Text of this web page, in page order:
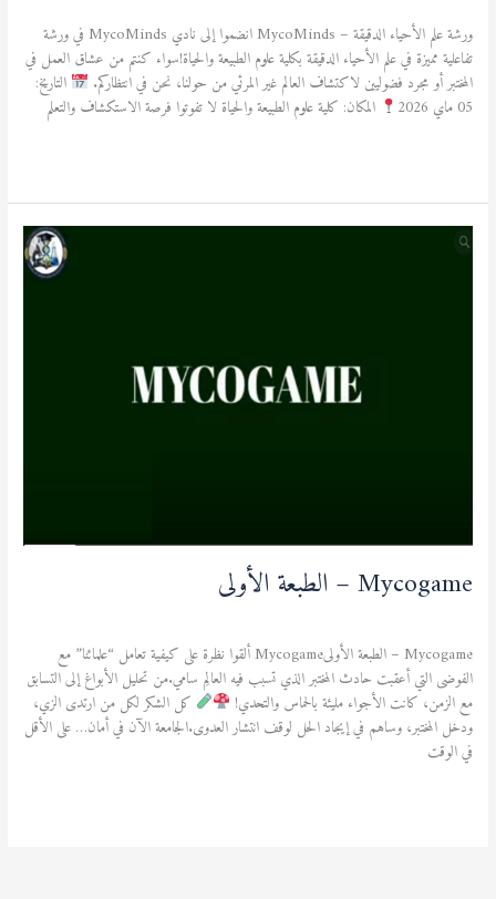
ورشة علم الأحياء الدقيقة – MycoMinds انضموا إلى نادي MycoMinds في ورشة
تفاعلية مميزة في علم الأحياء الدقيقة بكلية علوم الطبيعة والحياة!سواء كنتم من عشاق العمل في
المختبر أو مجرد فضوليين لاكتشاف العالم غير المرئي من حولنا، نحن في انتظاركم.
التاريخ:
05 ماي 2026
المكان: كلية علوم الطبيعة والحياة لا تفوتوا فرصة الاستكشاف والتعلم
Mycogame – الطبعة الأولى
Mycogame – الطبعة الأولىMycogame ألقوا نظرة على كيفية تعامل “علمائنا” مع
الفوضى التي أعقبت حادث المختبر الذي تسبب فيه العالِم سامي.من تحليل الأبواغ إلى التسابق
مع الزمن، كانت الأجواء مليئة بالحماس والتحدي!
كل الشكر لكل من ارتدى الزي،
ودخل المختبر، وساهم في إيجاد الحل لوقف انتشار العدوى.الجامعة الآن في أمان… على الأقل
في الوقت
Mycogame